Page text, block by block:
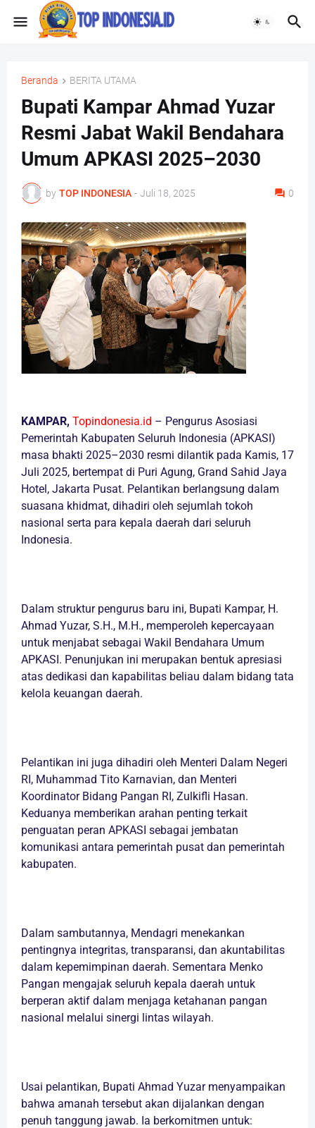
Beranda BERITA UTAMA
Bupati Kampar Ahmad Yuzar
Resmi Jabat Wakil Bendahara
Umum APKASI 2025–2030
by TOP INDONESIA - Juli 18, 2025 0
KAMPAR, Topindonesia.id – Pengurus Asosiasi
Pemerintah Kabupaten Seluruh Indonesia (APKASI)
masa bhakti 2025–2030 resmi dilantik pada Kamis, 17
Juli 2025, bertempat di Puri Agung, Grand Sahid Jaya
Hotel, Jakarta Pusat. Pelantikan berlangsung dalam
suasana khidmat, dihadiri oleh sejumlah tokoh
nasional serta para kepala daerah dari seluruh
Indonesia.
Dalam struktur pengurus baru ini, Bupati Kampar, H.
Ahmad Yuzar, S.H., M.H., memperoleh kepercayaan
untuk menjabat sebagai Wakil Bendahara Umum
APKASI. Penunjukan ini merupakan bentuk apresiasi
atas dedikasi dan kapabilitas beliau dalam bidang tata
kelola keuangan daerah.
Pelantikan ini juga dihadiri oleh Menteri Dalam Negeri
RI, Muhammad Tito Karnavian, dan Menteri
Koordinator Bidang Pangan RI, Zulkifli Hasan.
Keduanya memberikan arahan penting terkait
penguatan peran APKASI sebagai jembatan
komunikasi antara pemerintah pusat dan pemerintah
kabupaten.
Dalam sambutannya, Mendagri menekankan
pentingnya integritas, transparansi, dan akuntabilitas
dalam kepemimpinan daerah. Sementara Menko
Pangan mengajak seluruh kepala daerah untuk
berperan aktif dalam menjaga ketahanan pangan
nasional melalui sinergi lintas wilayah.
Usai pelantikan, Bupati Ahmad Yuzar menyampaikan
bahwa amanah tersebut akan dijalankan dengan
penuh tanggung jawab. Ia berkomitmen untuk: